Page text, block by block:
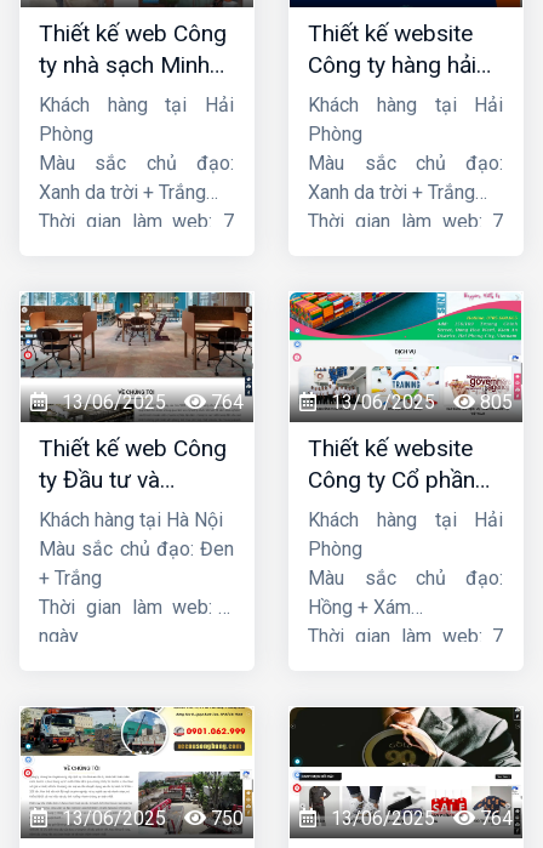
Thiết kế web Công
ty nhà sạch Minh
Dương
Khách hàng tại Hải
Phòng
Màu sắc chủ đạo:
Xanh da trời + Trắng
Thời gian làm web: 7
Thiết kế website
Công ty hàng hải
liên minh
Khách hàng tại Hải
Phòng
Màu sắc chủ đạo:
Xanh da trời + Trắng
Thời gian làm web: 7
13/06/2025 764
Thiết kế web Công
ty Đầu tư và
Thương mại Five-
Star
Khách hàng tại Hà Nội
Màu sắc chủ đạo: Đen
+ Trắng
Thời gian làm web: 7
ngày
13/06/2025 805
Thiết kế website
Công ty Cổ phần
dịch vụ hàng hải
Sen
Khách hàng tại Hải
Phòng
Màu sắc chủ đạo:
Hồng + Xám
Thời gian làm web: 7
13/06/2025 750 13/06/2025 764